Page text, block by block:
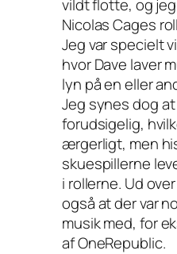
vildt flotte, og
Nicolas Cages
Jeg var specielt
hvor Dave laver
lyn på en eller
Jeg synes dog
forudsigelig,
ærgerligt, men
skuespillerne
i rollerne. Ud
også at der var
musik med, for
af OneRepublic.